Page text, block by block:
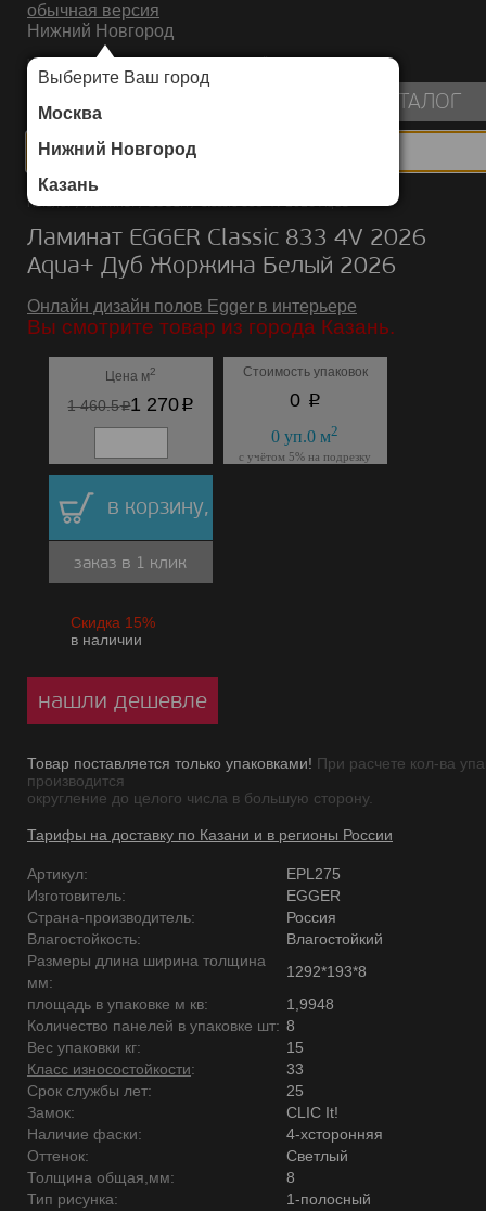
обычная версия
Нижний Новгород
Выберите Ваш город
Москва
Нижний Новгород
Казань
ИНТЕРНЕТ-МАГАЗИН НАПОЛЬНЫХ ПОКРЫТИЙ
КАТАЛОГ
Каталог/Ламинат/EGGER/Classic 833 4V 2026 Aqua+
Ламинат EGGER Classic 833 4V 2026
Aqua+ Дуб Жоржина Белый 2026
Онлайн дизайн полов Egger в интерьере
Вы смотрите товар из города Казань.
Цена м2
1 460.5p1 270p
Стоимость упаковок
0 p
0 уп.0 м2
с учётом 5% на подрезку
в корзину,
заказ в 1 клик
Скидка 15%
в наличии
нашли дешевле
Товар поставляется только упаковками! При расчете кол-ва
производится
округление до целого числа в большую сторону.
Тарифы на доставку по Казани и в регионы России
Артикул:
EPL275
Изготовитель:
EGGER
Страна-производитель:
Россия
Влагостойкость:
Влагостойкий
Размеры длина ширина толщина
мм:
1292*193*8
площадь в упаковке м кв:
1,9948
Количество панелей в упаковке шт: 8
Вес упаковки кг:
15
Класс износостойкости:
33
Срок службы лет:
25
Замок:
CLIC It!
Наличие фаски:
4-хсторонняя
Оттенок:
Светлый
Толщина общая,мм:
8
Тип рисунка:
1-полосный